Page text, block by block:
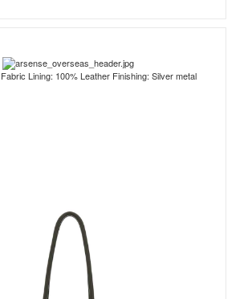
Lining: 100% Leather Finishing: Silver metal